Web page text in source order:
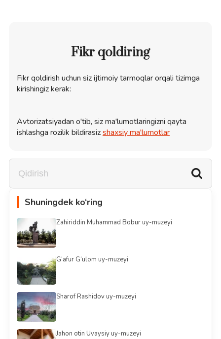
Fikr qoldiring
Fikr qoldirish uchun siz ijtimoiy tarmoqlar orqali tizimga
kirishingiz kerak:
Avtorizatsiyadan o'tib, siz ma'lumotlaringizni qayta
ishlashga rozilik bildirasizshaxsiy ma'lumotlar
Shuningdek ko‘ring
Zahiriddin Muhammad Bobur uy-muzeyi
G‘afur G‘ulom uy-muzeyi
Sharof Rashidov uy-muzeyi
Jahon otin Uvaysiy uy-muzeyi